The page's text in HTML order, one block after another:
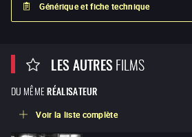
Générique et fiche technique
LES AUTRESFILMS
DU MÊME RÉALISATEUR
Voir la liste complète